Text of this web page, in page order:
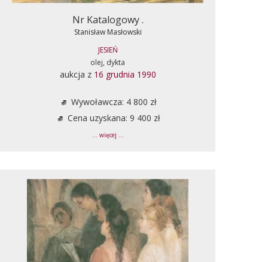
Nr Katalogowy .
Stanisław Masłowski
JESIEŃ
olej, dykta
aukcja z 16 grudnia 1990
Wywoławcza: 4 800 zł
Cena uzyskana: 9 400 zł
... więcej ...